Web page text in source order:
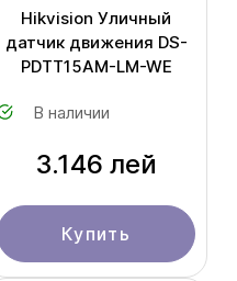
Hikvision Уличный
датчик движения DS-
PDTT15AM-LM-WE
В наличии
3.146 лей
Купить